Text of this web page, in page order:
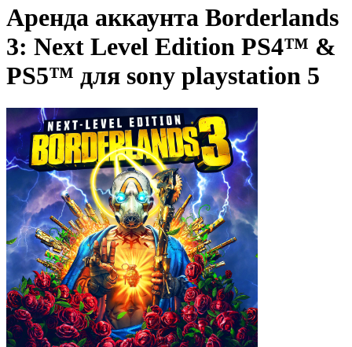
Аренда аккаунта Borderlands
3: Next Level Edition PS4™ &
PS5™ для sony playstation 5